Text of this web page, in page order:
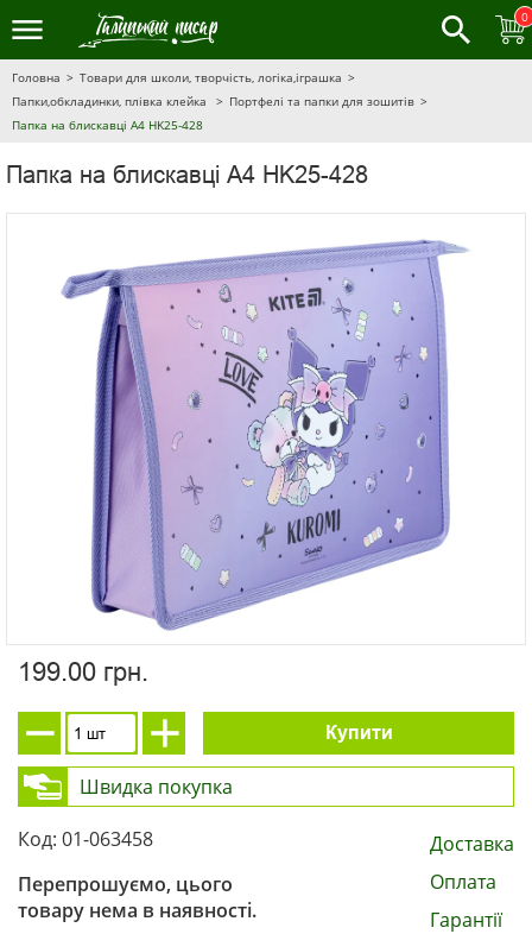
0
Головна
Товари для школи, творчість, логіка,іграшка
Папки,обкладинки, плівка клейка
Портфелі та папки для зошитів
Папка на блискавці A4 HK25-428
Папка на блискавці A4 HK25-428
199.00 грн.
Купити
Швидка покупка
Код: 01-063458
Перепрошуємо, цього
товару нема в наявності.
Доставка
Оплата
Гарантії